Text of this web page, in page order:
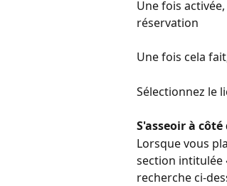
Une fois
réservation
Une fois cela
Sélectionnez le
S'asseoir à
Lorsque vous
section intitulée
recherche ci-